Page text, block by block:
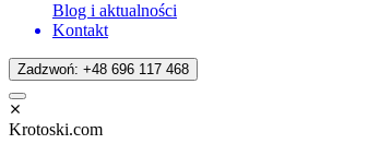
Blog i aktualności
Kontakt
Zadzwoń: +48 696 117 468
Krotoski.com